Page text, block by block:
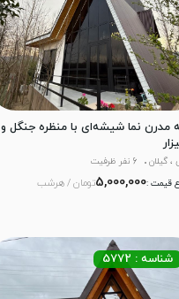
مدرن نما شیشه‌ای با منظره جنگل و
، گیلان
6 نفر ظرفیت
قیمت :5,000,000تومان / هرشب
شناسه : 5772